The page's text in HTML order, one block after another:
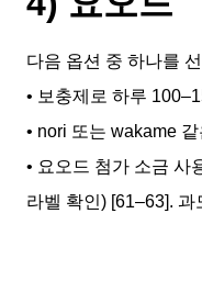
다음 옵션 중 하나를
• 보충제로 하루
• nori 또는 wakame
• 요오드 첨가 소금 사
라벨 확인) [61–63].